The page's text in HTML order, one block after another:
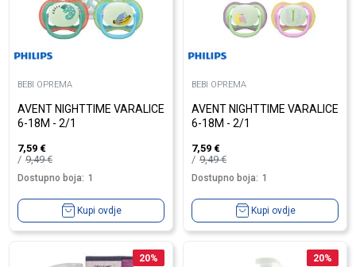
BEBI OPREMA
AVENT NIGHTTIME VARALICE
6-18M - 2/1
7,59 €
9,49€
Dostupno boja: 1
Kupi ovdje
BEBI OPREMA
AVENT NIGHTTIME VARALICE
6-18M - 2/1
7,59 €
9,49€
Dostupno boja: 1
Kupi ovdje
20% 20%